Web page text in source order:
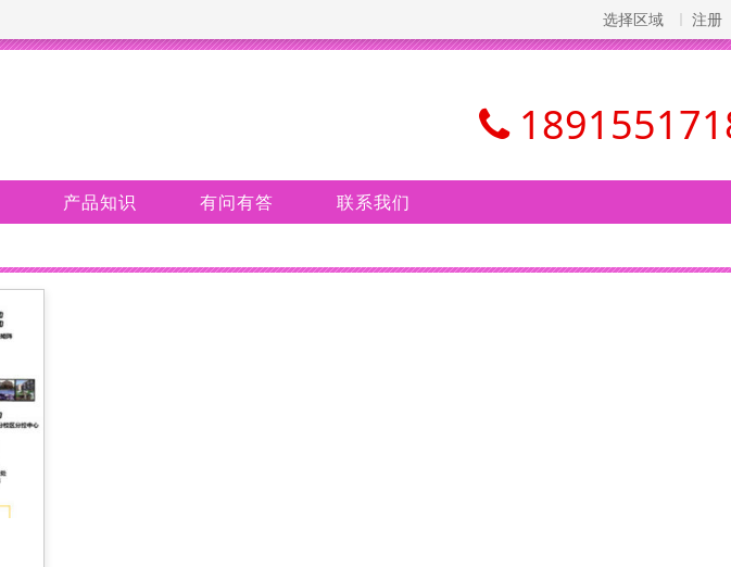
选择区域 注册
产品知识 有问有答 联系我们